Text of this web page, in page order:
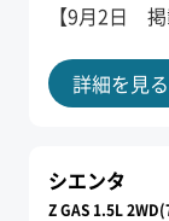
【9月2日 掲
詳細を見る
シエンタ
Z GAS 1.5L